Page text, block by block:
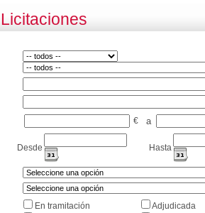
€ a
Desde Hasta
En tramitación
Adjudicada